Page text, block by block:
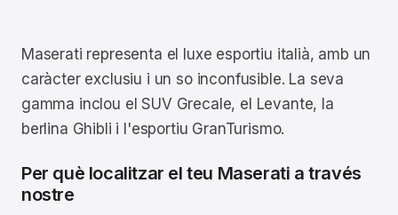
Maserati representa el luxe esportiu italià, amb un
caràcter exclusiu i un so inconfusible. La seva
gamma inclou el SUV Grecale, el Levante, la
berlina Ghibli i l'esportiu GranTurismo.
Per què localitzar el teu Maserati a través
nostre